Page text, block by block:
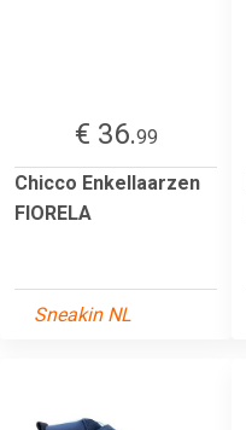
€ 36.99
Chicco Enkellaarzen
FIORELA
Sneakin NL